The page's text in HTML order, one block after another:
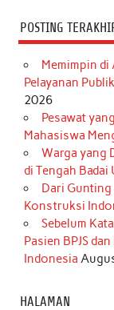
POSTING
Memimpin di
Pelayanan
2026
Pesawat
Mahasiswa
Warga yang
di Tengah Badai
Dari Gunting
Konstruksi
Sebelum
Pasien BPJS
Indonesia
HALAMAN